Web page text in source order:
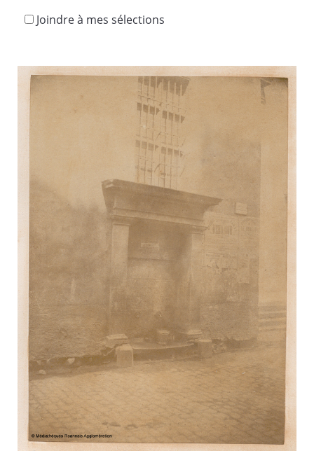
Joindre à mes sélections